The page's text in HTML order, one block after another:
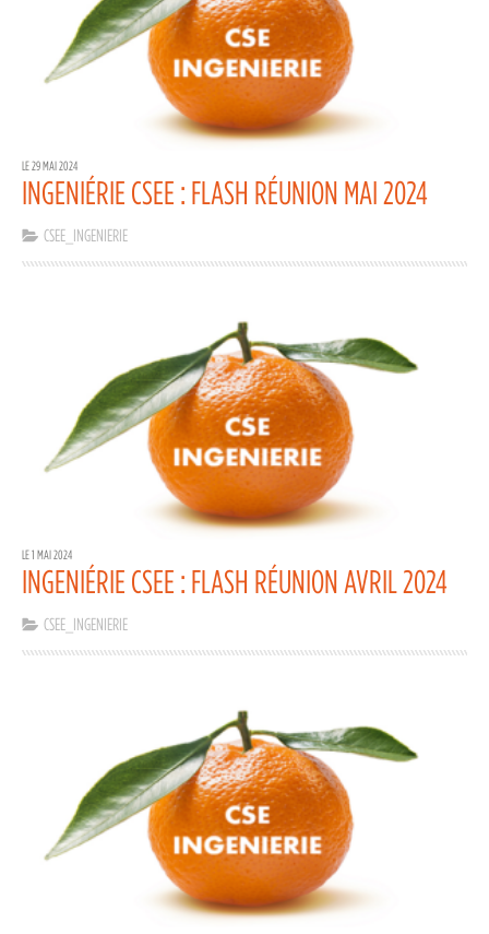
LE 29 MAI 2024
INGENIÉRIE CSEE : FLASH RÉUNION MAI 2024
CSEE_INGENIERIE
LE 1 MAI 2024
INGENIÉRIE CSEE : FLASH RÉUNION AVRIL 2024
CSEE_INGENIERIE